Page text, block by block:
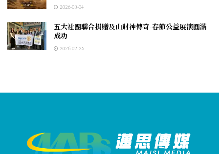
2026-03-04
五大社團聯合捐贈及山財神傳奇-春節公益展演圓滿
成功
2026-02-25